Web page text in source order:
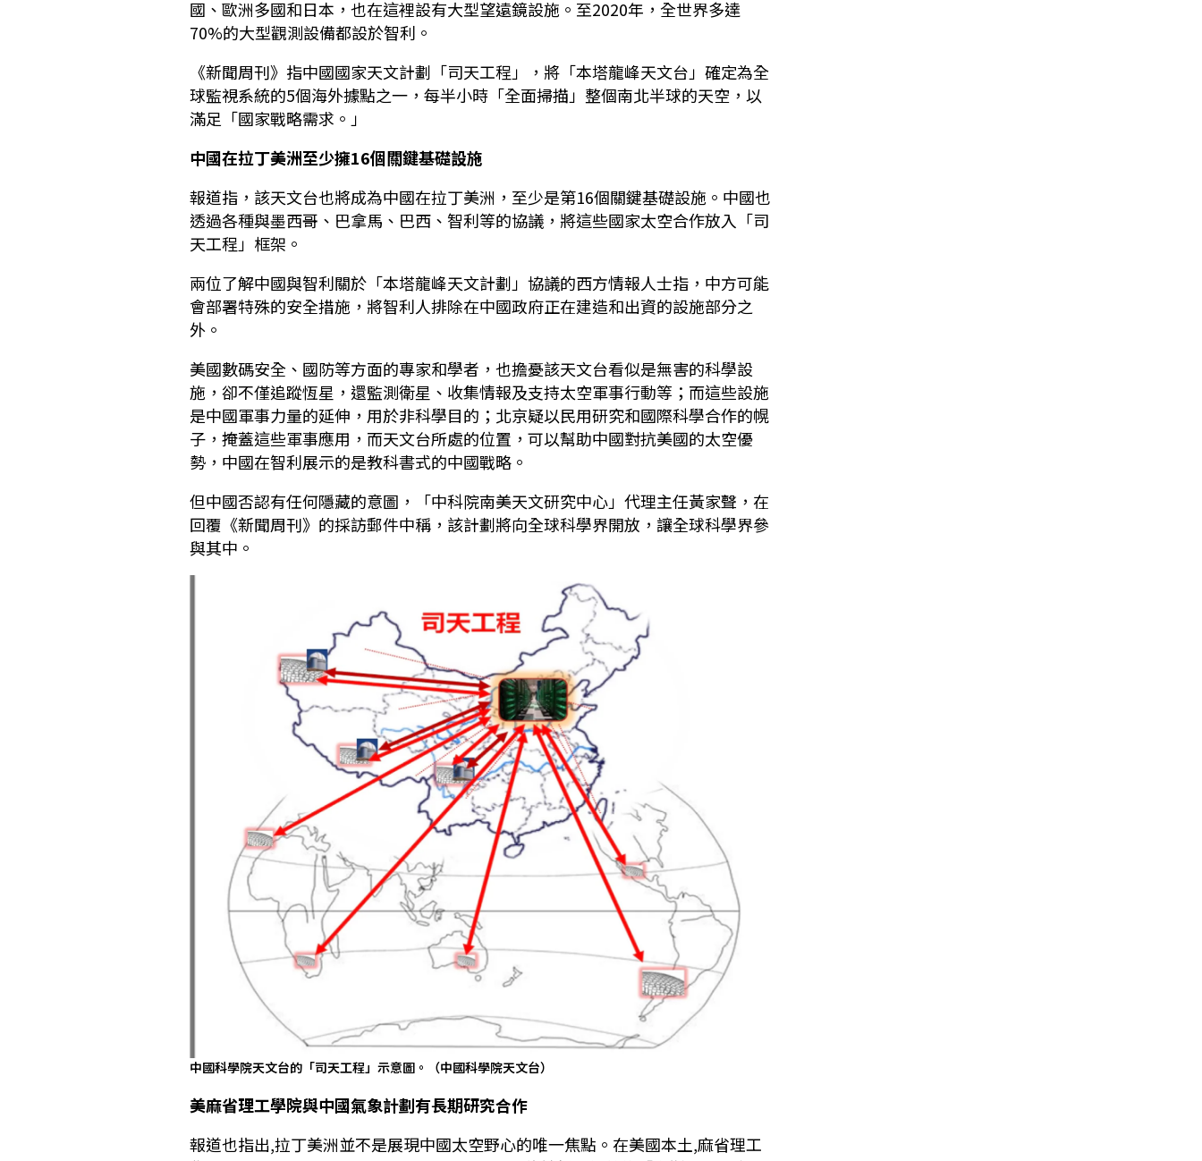
國、歐洲多國和日本，也在這裡設有大型望遠鏡設施。至2020年，全世界多達
70%的大型觀測設備都設於智利。
《新聞周刊》指中國國家天文計劃「司天工程」，將「本塔龍峰天文台」確定為全
球監視系統的5個海外據點之一，每半小時「全面掃描」整個南北半球的天空，以
滿足「國家戰略需求。」
中國在拉丁美洲至少擁16個關鍵基礎設施
報道指，該天文台也將成為中國在拉丁美洲，至少是第16個關鍵基礎設施。中國也
透過各種與墨西哥、巴拿馬、巴西、智利等的協議，將這些國家太空合作放入「司
天工程」框架。
兩位了解中國與智利關於「本塔龍峰天文計劃」協議的西方情報人士指，中方可能
會部署特殊的安全措施，將智利人排除在中國政府正在建造和出資的設施部分之
外。
美國數碼安全、國防等方面的專家和學者，也擔憂該天文台看似是無害的科學設
施，卻不僅追蹤恆星，還監測衛星、收集情報及支持太空軍事行動等；而這些設施
是中國軍事力量的延伸，用於非科學目的；北京疑以民用研究和國際科學合作的幌
子，掩蓋這些軍事應用，而天文台所處的位置，可以幫助中國對抗美國的太空優
勢，中國在智利展示的是教科書式的中國戰略。
但中國否認有任何隱藏的意圖，「中科院南美天文研究中心」代理主任黃家聲，在
回覆《新聞周刊》的採訪郵件中稱，該計劃將向全球科學界開放，讓全球科學界參
與其中。
中國科學院天文台的「司天工程」示意圖。（中國科學院天文台）
美麻省理工學院與中國氣象計劃有長期研究合作
報道也指出,拉丁美洲並不是展現中國太空野心的唯一焦點。在美國本土,麻省理工